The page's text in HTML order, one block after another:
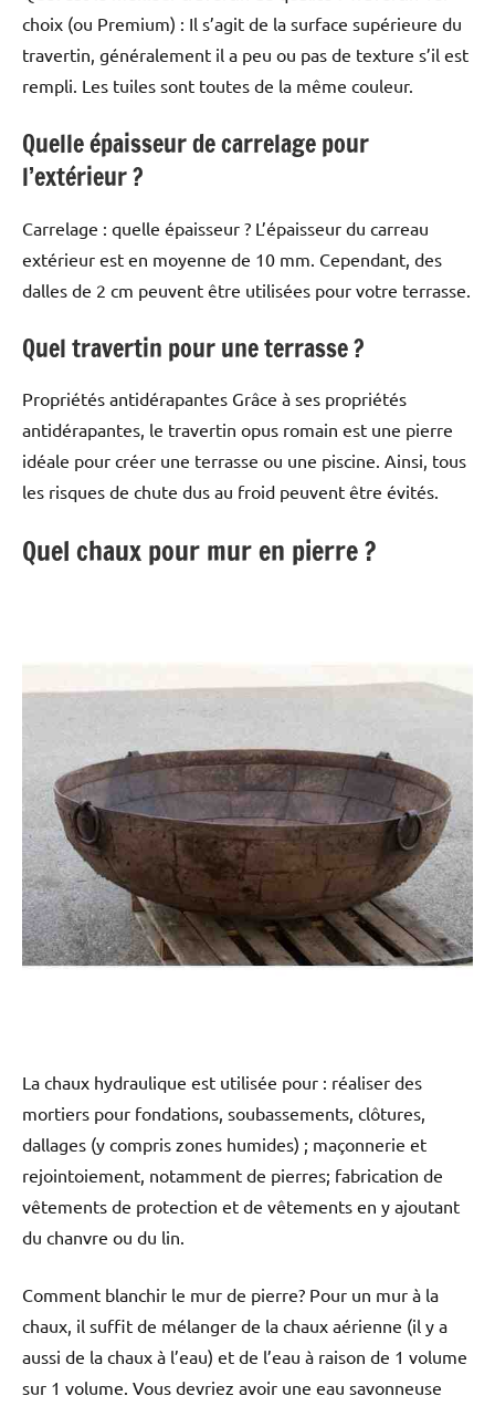
choix (ou Premium) : Il s’agit de la surface supérieure du
travertin, généralement il a peu ou pas de texture s’il est
rempli. Les tuiles sont toutes de la même couleur.
Quelle épaisseur de carrelage pour
l’extérieur ?
Carrelage : quelle épaisseur ? L’épaisseur du carreau
extérieur est en moyenne de 10 mm. Cependant, des
dalles de 2 cm peuvent être utilisées pour votre terrasse.
Quel travertin pour une terrasse ?
Propriétés antidérapantes Grâce à ses propriétés
antidérapantes, le travertin opus romain est une pierre
idéale pour créer une terrasse ou une piscine. Ainsi, tous
les risques de chute dus au froid peuvent être évités.
Quel chaux pour mur en pierre ?
La chaux hydraulique est utilisée pour : réaliser des
mortiers pour fondations, soubassements, clôtures,
dallages (y compris zones humides) ; maçonnerie et
rejointoiement, notamment de pierres; fabrication de
vêtements de protection et de vêtements en y ajoutant
du chanvre ou du lin.
Comment blanchir le mur de pierre? Pour un mur à la
chaux, il suffit de mélanger de la chaux aérienne (il y a
aussi de la chaux à l’eau) et de l’eau à raison de 1 volume
sur 1 volume. Vous devriez avoir une eau savonneuse